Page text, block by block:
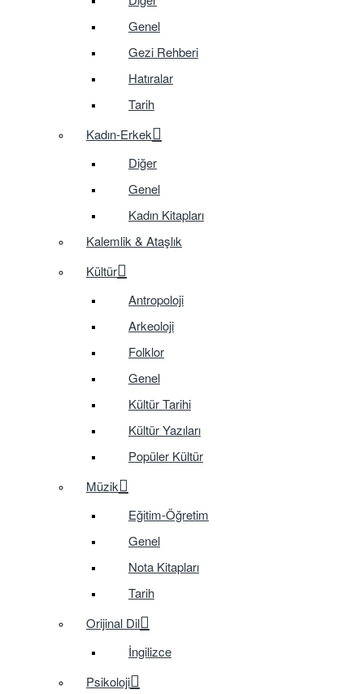
Genel
Gezi Rehberi
Hatıralar
Tarih
Kadın-Erkek
Diğer
Genel
Kadın Kitapları
Kalemlik & Ataşlık
Kültür
Antropoloji
Arkeoloji
Folklor
Genel
Kültür Tarihi
Kültür Yazıları
Popüler Kültür
Müzik
Eğitim-Öğretim
Genel
Nota Kitapları
Tarih
Orijinal Dil
İngilizce
Psikoloji